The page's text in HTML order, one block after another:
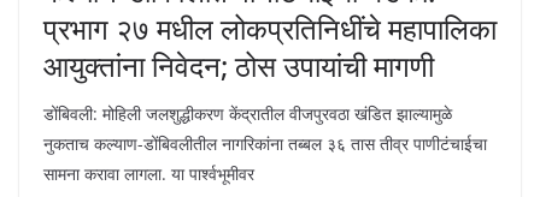
प्रभाग २७ मधील लोकप्रतिनिधींचे महापालिका
आयुक्तांना निवेदन; ठोस उपायांची मागणी
डोंबिवली: मोहिली जलशुद्धीकरण केंद्रातील वीजपुरवठा खंडित झाल्यामुळे
नुकताच कल्याण-डोंबिवलीतील नागरिकांना तब्बल ३६ तास तीव्र पाणीटंचाईचा
सामना करावा लागला. या पार्श्वभूमीवर